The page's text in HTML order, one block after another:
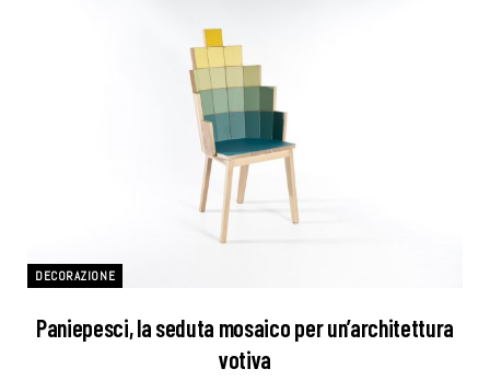
DECORAZIONE
Paniepesci, la seduta mosaico per un’architettura
votiva